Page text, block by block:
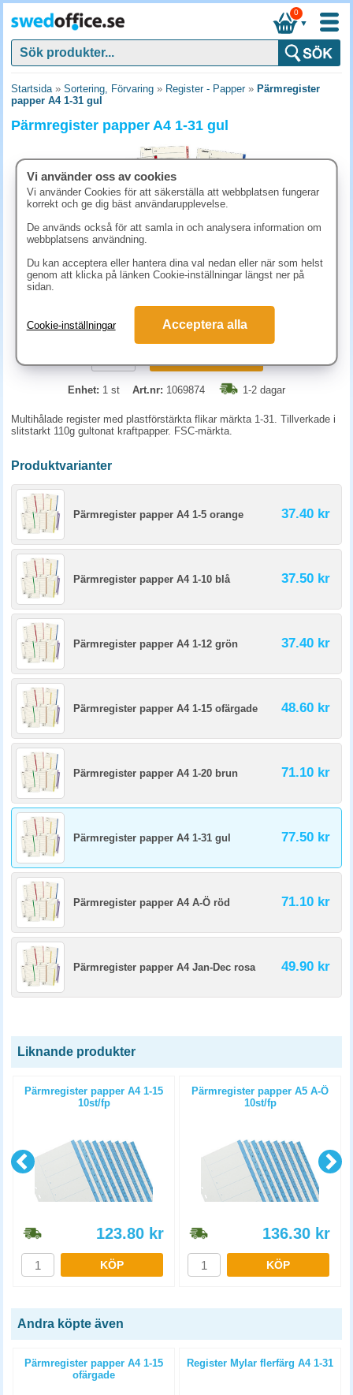
▼
0
Startsida» Sortering, Förvaring » Register - Papper» Pärmregister
papper A4 1-31 gul
Pärmregister papper A4 1-31 gul
77.50 kr (inkl. moms)
Enhet: 1 st Art.nr: 1069874 1-2 dagar
Multihålade register med plastförstärkta flikar märkta 1-31. Tillverkade i
slitstarkt 110g gultonat kraftpapper. FSC-märkta.
Produktvarianter
Pärmregister papper A4 1-5 orange 37.40 kr
Pärmregister papper A4 1-10 blå 37.50 kr
Pärmregister papper A4 1-12 grön 37.40 kr
Pärmregister papper A4 1-15 ofärgade 48.60 kr
Pärmregister papper A4 1-20 brun 71.10 kr
Pärmregister papper A4 1-31 gul 77.50 kr
Pärmregister papper A4 A-Ö röd 71.10 kr
Pärmregister papper A4 Jan-Dec rosa 49.90 kr
Liknande produkter
Pärmregister papper A4 1-15
10st/fp
123.80 kr
KÖP
Pärmregister papper A5 A-Ö
10st/fp
136.30 kr
KÖP
Andra köpte även
Pärmregister papper A4 1-15
ofärgade
Register Mylar flerfärg A4 1-31
Vi använder oss av cookies
Vi använder Cookies för att säkerställa att webbplatsen fungerar
korrekt och ge dig bäst användarupplevelse.
De används också för att samla in och analysera information om
webbplatsens användning.
Du kan acceptera eller hantera dina val nedan eller när som helst
genom att klicka på länken Cookie-inställningar längst ner på
sidan.
Cookie-inställningar Acceptera alla